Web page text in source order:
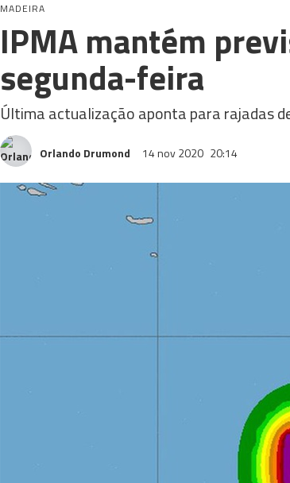
MADEIRA
IPMA mantém
segunda-feira
Última actualização aponta para rajadas
Orlando Drumond 14 nov 2020 20:14